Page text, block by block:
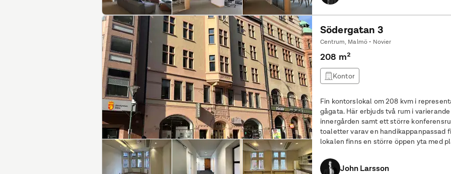
Södergatan 3
Centrum, Malmö • Novier
208 m²
Kontor
Fin kontorslokal om 208 kvm i
gågata. Här erbjuds två rum i
innergården samt ett större
toaletter varav en handikappanpassad
lokalen finns en större öppen yta med
John Larsson